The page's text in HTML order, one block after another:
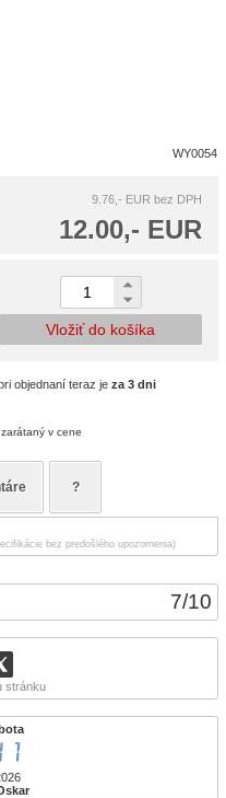
7/10
stránku
WY0054
9.76,- EUR bez DPH
12.00,- EUR
Vložiť do košíka
objednaní teraz je za 3 dni
v cene
?
bez predošlého upozornenia)